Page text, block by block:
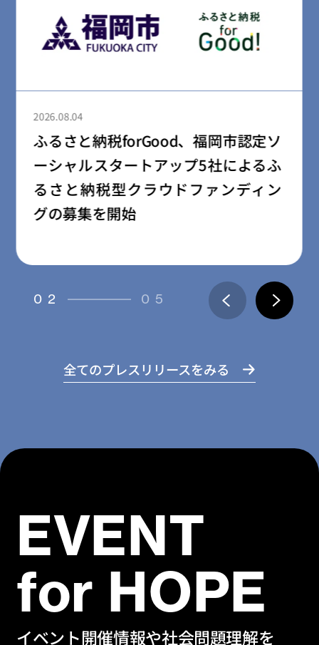
2026.08.04
ふるさと納税forGood、郡山市の「社
会起業家加速化支援プログラム」採
択事業者によるプロジェクトの寄附
受付開始
03 05
全てのプレスリリースをみる
EVENT
for HOPE
イベント開催情報や社会問題理解を